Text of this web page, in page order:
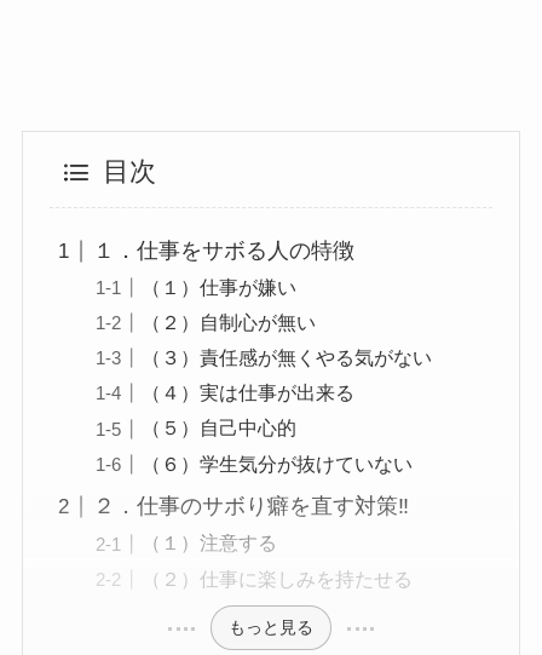
目次
１．仕事をサボる人の特徴
（１）仕事が嫌い
（２）自制心が無い
（３）責任感が無くやる気がない
（４）実は仕事が出来る
（５）自己中心的
（６）学生気分が抜けていない
２．仕事のサボり癖を直す対策‼
（１）注意する
（２）仕事に楽しみを持たせる
もっと見る